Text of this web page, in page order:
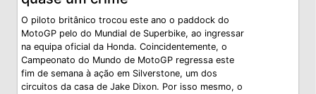
O piloto britânico trocou este ano o paddock do
MotoGP pelo do Mundial de Superbike, ao ingressar
na equipa oficial da Honda. Coincidentemente, o
Campeonato do Mundo de MotoGP regressa este
fim de semana à ação em Silverstone, um dos
circuitos da casa de Jake Dixon. Por isso mesmo, o